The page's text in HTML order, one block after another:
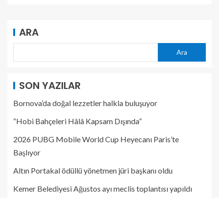
ARA
Ara
SON YAZILAR
Bornova’da doğal lezzetler halkla buluşuyor
“Hobi Bahçeleri Hâlâ Kapsam Dışında”
2026 PUBG Mobile World Cup Heyecanı Paris’te
Başlıyor
Altın Portakal ödüllü yönetmen jüri başkanı oldu
Kemer Belediyesi Ağustos ayı meclis toplantısı yapıldı